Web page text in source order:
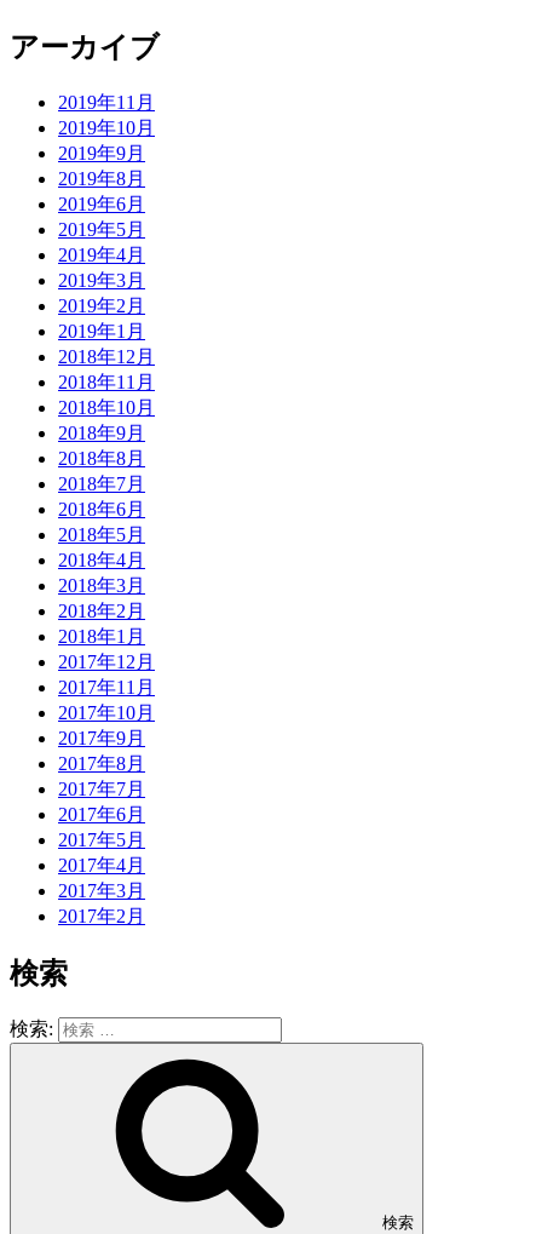
アーカイブ
2019年11月
2019年10月
2019年9月
2019年8月
2019年6月
2019年5月
2019年4月
2019年3月
2019年2月
2019年1月
2018年12月
2018年11月
2018年10月
2018年9月
2018年8月
2018年7月
2018年6月
2018年5月
2018年4月
2018年3月
2018年2月
2018年1月
2017年12月
2017年11月
2017年10月
2017年9月
2017年8月
2017年7月
2017年6月
2017年5月
2017年4月
2017年3月
2017年2月
検索
検索:
検索